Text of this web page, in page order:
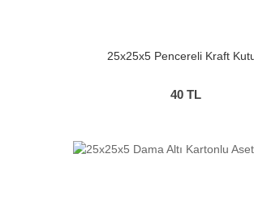
25x25x5 Pencereli Kraft
40 TL